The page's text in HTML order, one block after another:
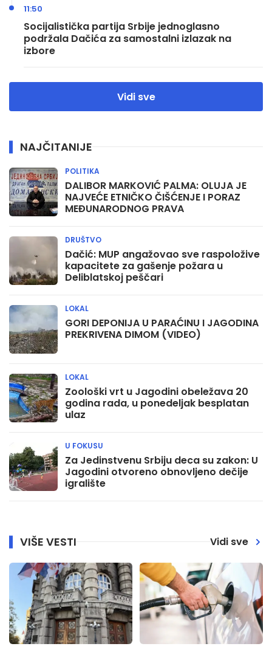
Socijalistička partija Srbije jednoglasno
podržala Dačića za samostalni izlazak na
izbore
11:50
Vidi sve
NAJČITANIJE
DALIBOR MARKOVIĆ PALMA: OLUJA JE
NAJVEĆE ETNIČKO ČIŠĆENJE I PORAZ
MEĐUNARODNOG PRAVA
POLITIKA
Dačić: MUP angažovao sve raspoložive
kapacitete za gašenje požara u
Deliblatskoj peščari
DRUŠTVO
GORI DEPONIJA U PARAĆINU I JAGODINA
PREKRIVENA DIMOM (VIDEO)
LOKAL
Zoološki vrt u Jagodini obeležava 20
godina rada, u ponedeljak besplatan
ulaz
LOKAL
Za Jedinstvenu Srbiju deca su zakon: U
Jagodini otvoreno obnovljeno dečije
igralište
U FOKUSU
VIŠE VESTI Vidi sve